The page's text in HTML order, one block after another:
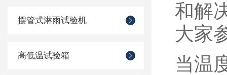
摆管式淋雨试验机
高低温试验箱
和解
大家
当温